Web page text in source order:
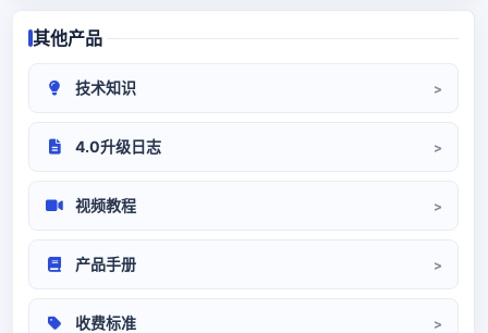
其他产品
技术知识
4.0升级日志
视频教程
产品手册
收费标准